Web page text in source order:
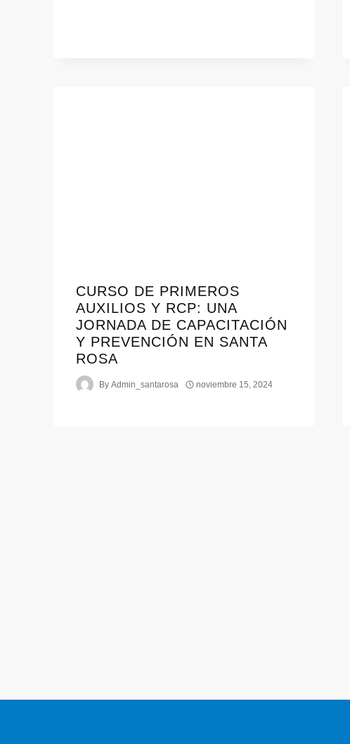
CURSO DE PRIMEROS
AUXILIOS Y RCP: UNA
JORNADA DE CAPACITACIÓN
Y PREVENCIÓN EN SANTA
ROSA
By Admin_santarosa noviembre 15, 2024